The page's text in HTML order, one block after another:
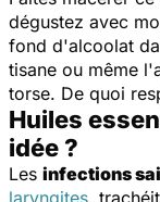
dégustez avec
fond d'alcoolat
tisane ou même
torse. De quoi
Huiles
idée ?
Les infections
laryngites,